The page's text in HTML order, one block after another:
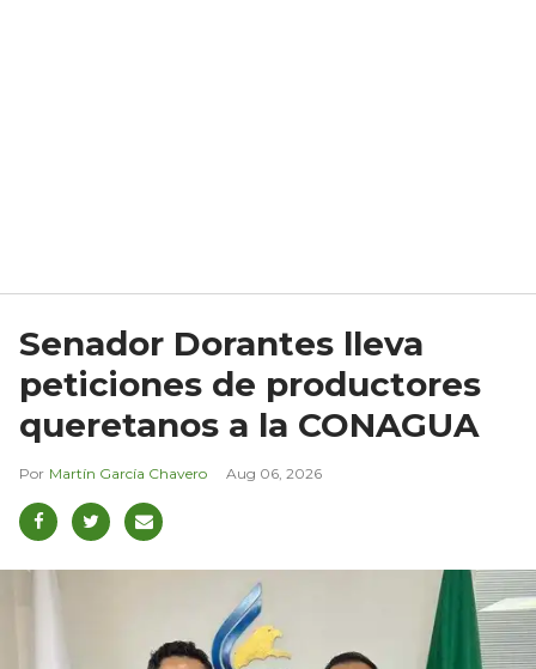
Senador Dorantes lleva
peticiones de productores
queretanos a la CONAGUA
Martín García Chavero Aug 06, 2026